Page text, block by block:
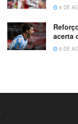
6 DE
acerta
6 DE